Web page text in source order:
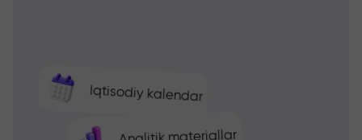
Iqtisodiy kalendar